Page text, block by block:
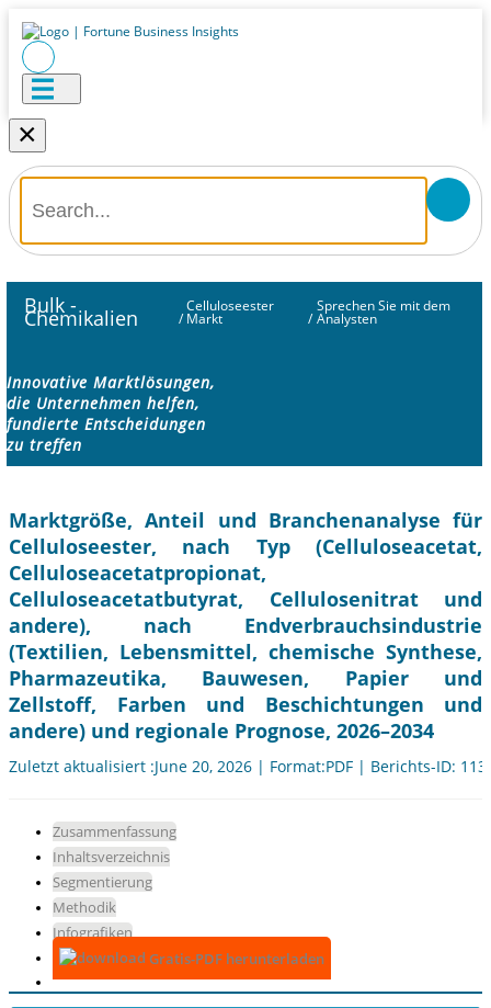
×
Bulk -
Chemikalien /
Celluloseester
Markt /
Sprechen Sie mit dem
Analysten
Innovative Marktlösungen,
die Unternehmen helfen,
fundierte Entscheidungen
zu treffen
Marktgröße, Anteil und Branchenanalyse für
Celluloseester, nach Typ (Celluloseacetat,
Celluloseacetatpropionat,
Celluloseacetatbutyrat, Cellulosenitrat und
andere), nach Endverbrauchsindustrie
(Textilien, Lebensmittel, chemische Synthese,
Pharmazeutika, Bauwesen, Papier und
Zellstoff, Farben und Beschichtungen und
andere) und regionale Prognose, 2026–2034
Zuletzt aktualisiert :June 20, 2026 | Format:PDF | Berichts-ID:
Zusammenfassung
Inhaltsverzeichnis
Segmentierung
Methodik
Infografiken
Gratis-PDF herunterladen